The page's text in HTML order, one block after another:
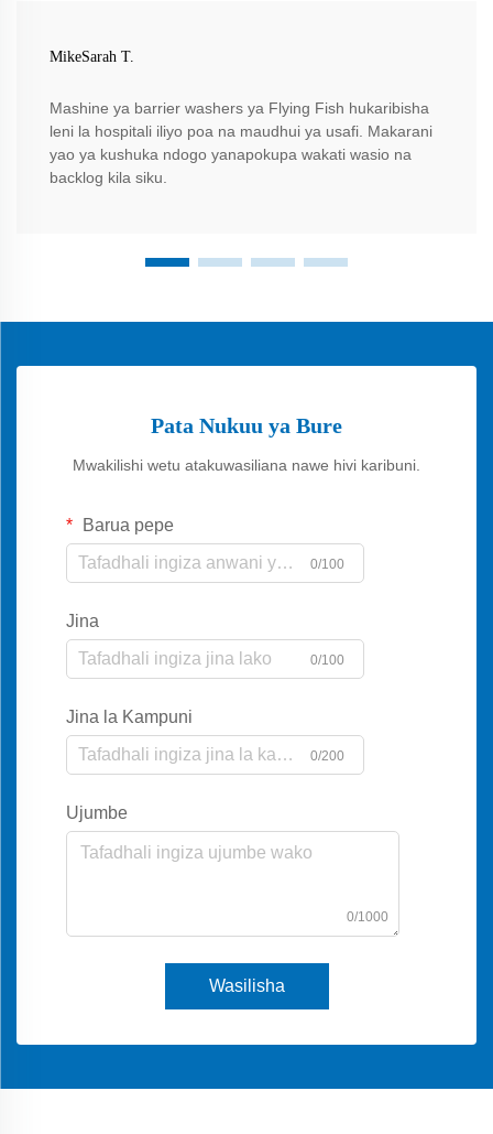
MikeSarah T.
Mashine ya barrier washers ya Flying Fish hukaribisha
leni la hospitali iliyo poa na maudhui ya usafi. Makarani
yao ya kushuka ndogo yanapokupa wakati wasio na
backlog kila siku.
Pata Nukuu ya Bure
Mwakilishi wetu atakuwasiliana nawe hivi karibuni.
Barua pepe
0/100
Jina
0/100
Jina la Kampuni
0/200
Ujumbe
0/1000
Wasilisha